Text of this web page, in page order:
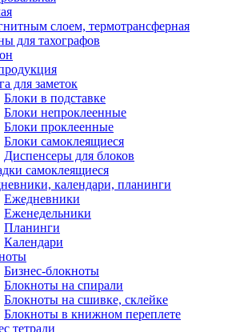
слоем, термотрансферная
для тахографов
для заметок
Блоки в подставке
Блоки непроклеенные
Блоки проклеенные
Блоки самоклеящиеся
Диспенсеры для блоков
самоклеящиеся
календари, планинги
Ежедневники
Еженедельники
Планинги
Календари
Бизнес-блокноты
Блокноты на спирали
Блокноты на сшивке, склейке
Блокноты в книжном переплете
тетради